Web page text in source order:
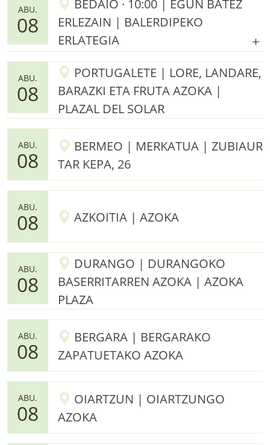
ABU.
08
BEDAIO · 10:00 | EGUN BATEZ
ERLEZAIN | BALERDIPEKO
ERLATEGIA
ABU.
08
PORTUGALETE | LORE, LANDARE,
BARAZKI ETA FRUTA AZOKA |
PLAZAL DEL SOLAR
ABU.
08
BERMEO | MERKATUA | ZUBIAUR
TAR KEPA, 26
ABU.
08 AZKOITIA | AZOKA
ABU.
08
DURANGO | DURANGOKO
BASERRITARREN AZOKA | AZOKA
PLAZA
ABU.
08
BERGARA | BERGARAKO
ZAPATUETAKO AZOKA
ABU.
08
OIARTZUN | OIARTZUNGO
AZOKA